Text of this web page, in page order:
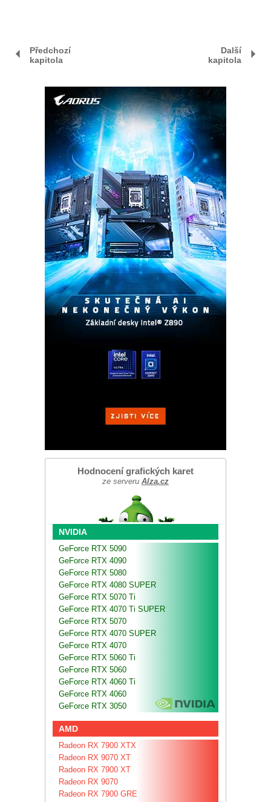
Předchozí
kapitola
Další
kapitola
Hodnocení grafických karet
ze serveru Alza.cz
NVIDIA
GeForce RTX 5090
GeForce RTX 4090
GeForce RTX 5080
GeForce RTX 4080 SUPER
GeForce RTX 5070 Ti
GeForce RTX 4070 Ti SUPER
GeForce RTX 5070
GeForce RTX 4070 SUPER
GeForce RTX 4070
GeForce RTX 5060 Ti
GeForce RTX 5060
GeForce RTX 4060 Ti
GeForce RTX 4060
GeForce RTX 3050
AMD
Radeon RX 7900 XTX
Radeon RX 9070 XT
Radeon RX 7900 XT
Radeon RX 9070
Radeon RX 7900 GRE